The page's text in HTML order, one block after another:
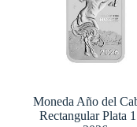
Moneda Año del
Rectangular Plata